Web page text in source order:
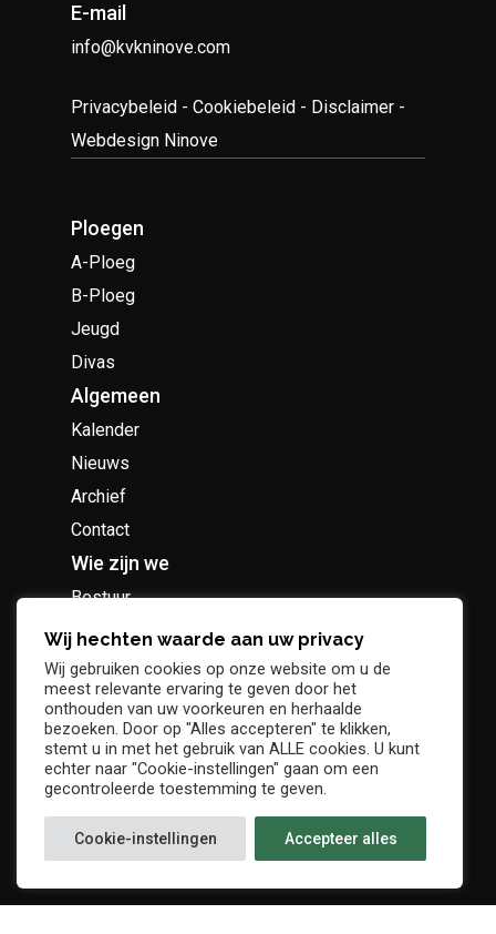
E-mail
info@kvkninove.com
Privacybeleid -Cookiebeleid - Disclaimer -
Webdesign Ninove
Ploegen
A-Ploeg
B-Ploeg
Jeugd
Divas
Algemeen
Kalender
Nieuws
Archief
Contact
Wie zijn we
Bestuur
Geschiedenis
Supportersclub
Socio Business Club
Wij hechten waarde aan uw privacy
Wij gebruiken cookies op onze website om u de
meest relevante ervaring te geven door het
onthouden van uw voorkeuren en herhaalde
bezoeken. Door op "Alles accepteren" te klikken,
stemt u in met het gebruik van ALLE cookies. U kunt
echter naar "Cookie-instellingen" gaan om een
gecontroleerde toestemming te geven.
Cookie-instellingen Accepteer alles